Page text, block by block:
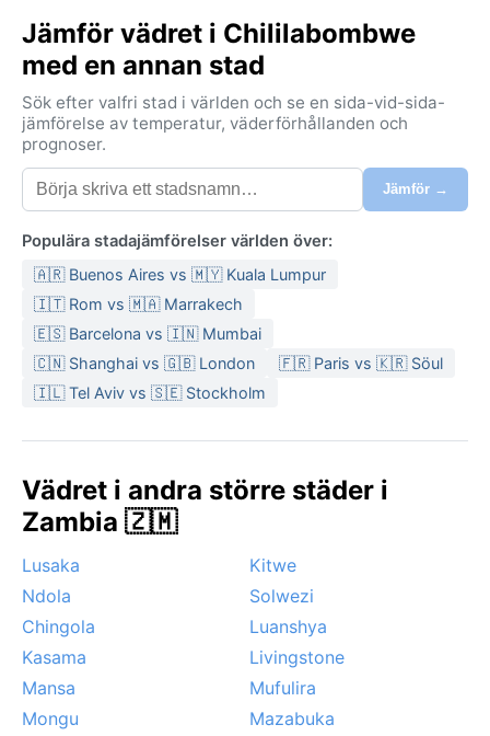
Jämför vädret i Chililabombwe
med en annan stad
Sök efter valfri stad i världen och se en sida-vid-sida-
jämförelse av temperatur, väderförhållanden och
prognoser.
Jämför →
Populära stadajämförelser världen över:
🇦🇷 Buenos Aires vs 🇲🇾 Kuala Lumpur
🇮🇹 Rom vs 🇲🇦 Marrakech
🇪🇸 Barcelona vs 🇮🇳 Mumbai
🇨🇳 Shanghai vs 🇬🇧 London
🇫🇷 Paris vs 🇰🇷 Söul
🇮🇱 Tel Aviv vs 🇸🇪 Stockholm
Vädret i andra större städer i
Zambia 🇿🇲
Lusaka
Kitwe
Ndola
Solwezi
Chingola
Luanshya
Kasama
Livingstone
Mansa
Mufulira
Mongu
Mazabuka